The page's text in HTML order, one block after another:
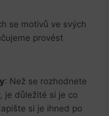
se motivů ve svých
provést
: Než se rozhodnete
je důležité si je co
si je ihned po